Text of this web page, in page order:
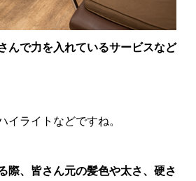
で力を入れているサービスなど
ライトなどですね。
、皆さん元の髪色や太さ、硬さ